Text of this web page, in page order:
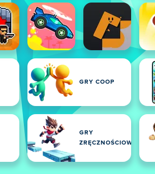
GRY COOP
GRY
ZRĘCZNOŚCIOWE